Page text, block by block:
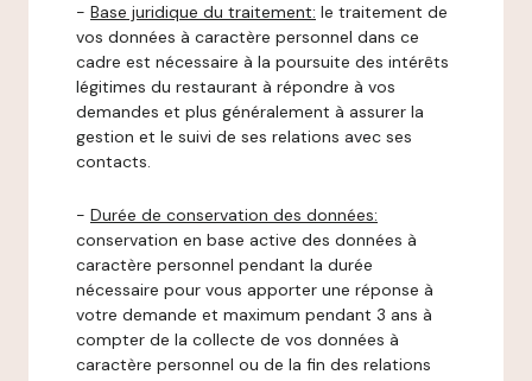
- Base juridique du traitement: le traitement de
vos données à caractère personnel dans ce
cadre est nécessaire à la poursuite des intérêts
légitimes du restaurant à répondre à vos
demandes et plus généralement à assurer la
gestion et le suivi de ses relations avec ses
contacts.
- Durée de conservation des données:
conservation en base active des données à
caractère personnel pendant la durée
nécessaire pour vous apporter une réponse à
votre demande et maximum pendant 3 ans à
compter de la collecte de vos données à
caractère personnel ou de la fin des relations